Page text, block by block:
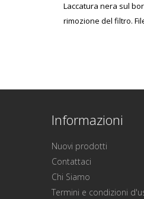
Laccatura nera sul
rimozione del filtro.
Informazioni
Nuovi prodotti
Contattaci
Chi Siamo
Termini e condizioni